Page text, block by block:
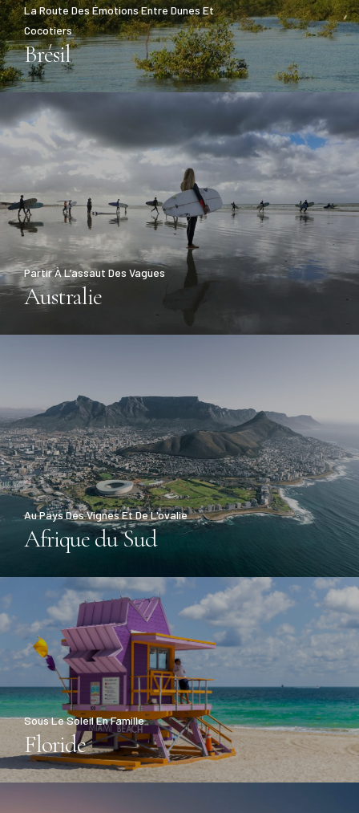
La Route Des Émotions Entre Dunes Et
Cocotiers
Brésil
Partir À L’assaut Des Vagues
Australie
Au Pays Des Vignes Et De L'ovalie
Afrique du Sud
Sous Le Soleil En Famille
Floride